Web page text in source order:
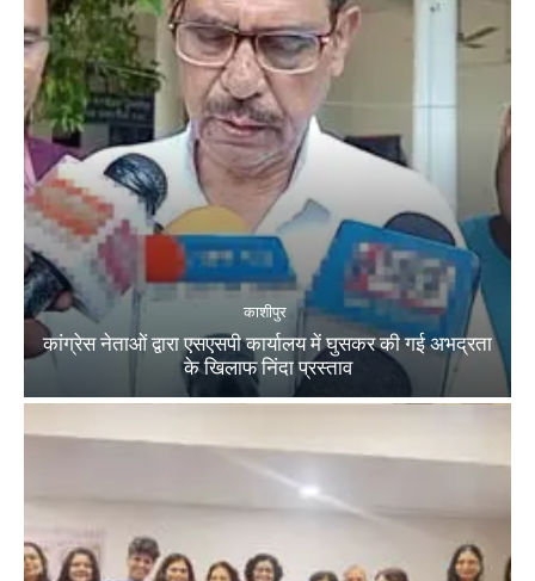
काशीपुर
कांग्रेस नेताओं द्वारा एसएसपी कार्यालय में घुसकर की गई अभद्रता
के खिलाफ निंदा प्रस्ताव